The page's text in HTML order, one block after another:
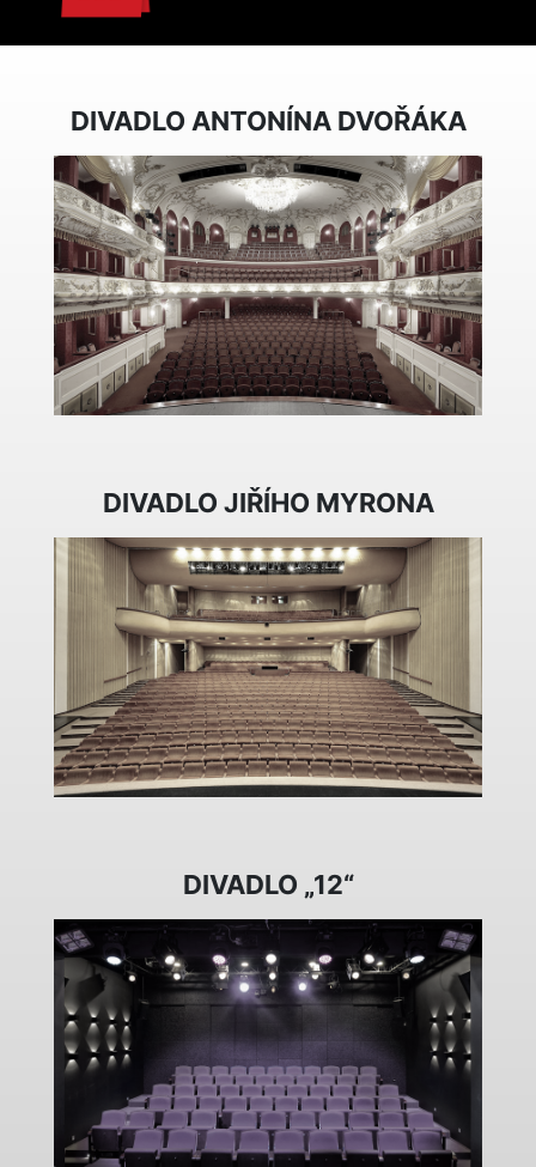
DIVADLO ANTONÍNA DVOŘÁKA
DIVADLO JIŘÍHO MYRONA
DIVADLO „12“